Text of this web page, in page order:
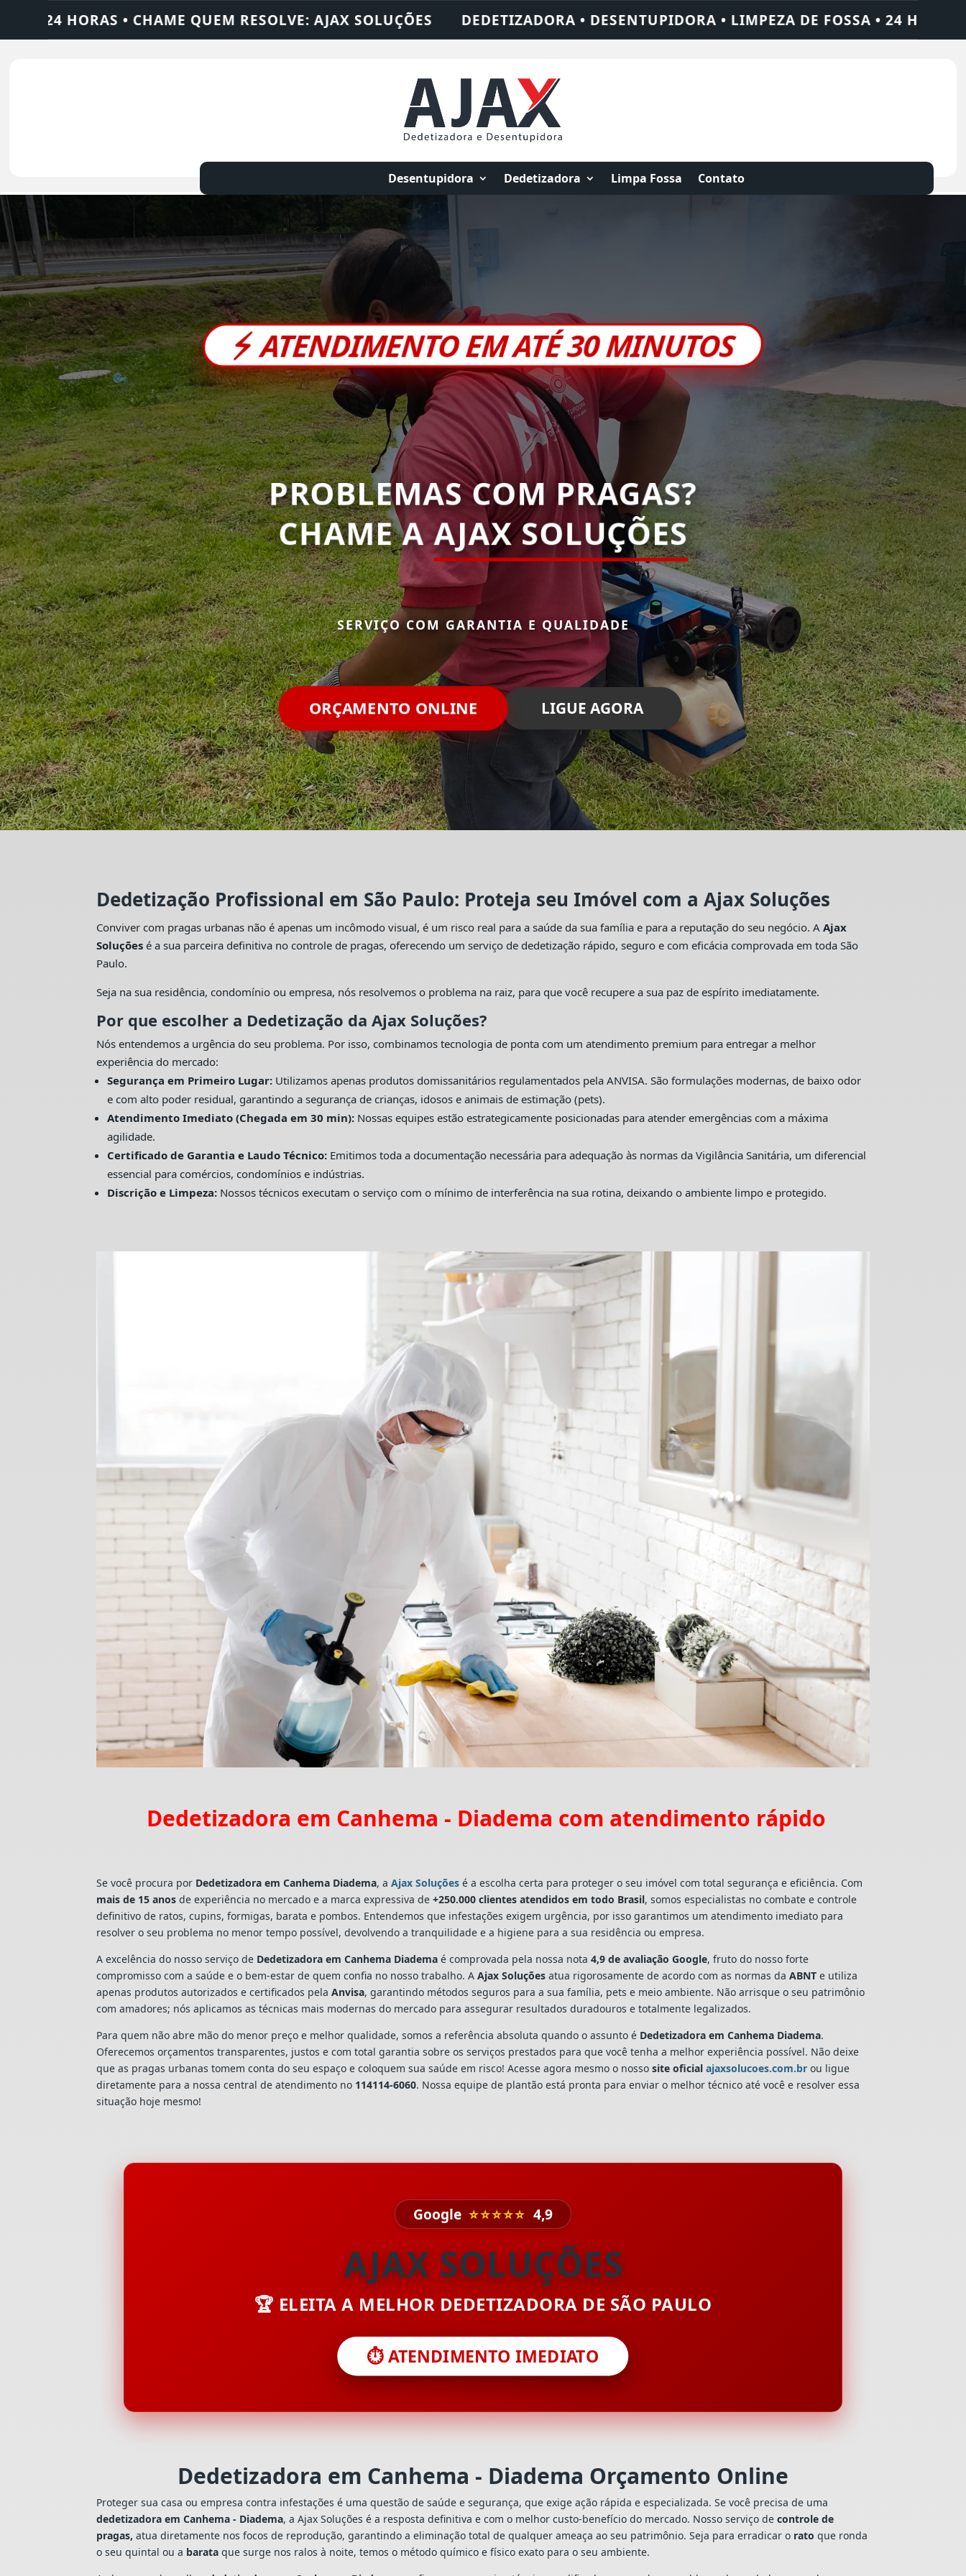
AJAX SOLUÇÕES DEDETIZADORA • DESENTUPIDORA • LIMPEZA DE FOSSA • 24 HORAS • CHAME QUEM RESOLVE: AJAX
Desentupidora Dedetizadora Limpa Fossa Contato
⚡ATENDIMENTO EM ATÉ 30 MINUTOS
PROBLEMAS COM PRAGAS?
CHAME AAJAX SOLUÇÕES
SERVIÇO COM GARANTIA E QUALIDADE
ORÇAMENTO ONLINE LIGUE AGORA
Dedetização Profissional em São Paulo: Proteja seu Imóvel com a Ajax Soluções
Conviver com pragas urbanas não é apenas um incômodo visual, é um risco real para a saúde da sua família e para a reputação do seu negócio. AAjax
Soluções é a sua parceira definitiva no controle de pragas, oferecendo um serviço de dedetização rápido, seguro e com eficácia comprovada em toda São
Paulo.
Seja na sua residência, condomínio ou empresa, nós resolvemos o problema na raiz, para que você recupere a sua paz de espírito imediatamente.
Por que escolher a Dedetização da Ajax Soluções?
Nós entendemos a urgência do seu problema. Por isso, combinamos tecnologia de ponta com um atendimento premium para entregar a melhor
experiência do mercado:
Segurança em Primeiro Lugar: Utilizamos apenas produtos domissanitários regulamentados pela ANVISA. São formulações modernas, de baixo odor
e com alto poder residual, garantindo a segurança de crianças, idosos e animais de estimação (pets).
Atendimento Imediato (Chegada em 30 min): Nossas equipes estão estrategicamente posicionadas para atender emergências com a máxima
agilidade.
Certificado de Garantia e Laudo Técnico: Emitimos toda a documentação necessária para adequação às normas da Vigilância Sanitária, um diferencial
essencial para comércios, condomínios e indústrias.
Discrição e Limpeza: Nossos técnicos executam o serviço com o mínimo de interferência na sua rotina, deixando o ambiente limpo e protegido.
Dedetizadora em Canhema - Diadema com atendimento rápido
Se você procura por Dedetizadora em Canhema Diadema, aAjax Soluções é a escolha certa para proteger o seu imóvel com total segurança e eficiência. Com
mais de 15 anos de experiência no mercado e a marca expressiva de +250.000 clientes atendidos em todo Brasil, somos especialistas no combate e controle
definitivo de ratos, cupins, formigas, barata e pombos. Entendemos que infestações exigem urgência, por isso garantimos um atendimento imediato para
resolver o seu problema no menor tempo possível, devolvendo a tranquilidade e a higiene para a sua residência ou empresa.
A excelência do nosso serviço de Dedetizadora em Canhema Diadema é comprovada pela nossa nota 4,9 de avaliação Google, fruto do nosso forte
compromisso com a saúde e o bem-estar de quem confia no nosso trabalho. AAjax Soluções atua rigorosamente de acordo com as normas daABNT e utiliza
apenas produtos autorizados e certificados pelaAnvisa, garantindo métodos seguros para a sua família, pets e meio ambiente. Não arrisque o seu patrimônio
com amadores; nós aplicamos as técnicas mais modernas do mercado para assegurar resultados duradouros e totalmente legalizados.
Para quem não abre mão do menor preço e melhor qualidade, somos a referência absoluta quando o assunto é Dedetizadora em Canhema Diadema.
Oferecemos orçamentos transparentes, justos e com total garantia sobre os serviços prestados para que você tenha a melhor experiência possível. Não deixe
que as pragas urbanas tomem conta do seu espaço e coloquem sua saúde em risco! Acesse agora mesmo o nosso site oficialajaxsolucoes.com.br ou ligue
diretamente para a nossa central de atendimento no 114114-6060. Nossa equipe de plantão está pronta para enviar o melhor técnico até você e resolver essa
situação hoje mesmo!
Google ⭐⭐⭐⭐⭐ 4,9
AJAX SOLUÇÕES
🏆 ELEITA A MELHOR DEDETIZADORA DE SÃO PAULO
⏱️ ATENDIMENTO IMEDIATO
Dedetizadora em Canhema - Diadema Orçamento Online
Proteger sua casa ou empresa contra infestações é uma questão de saúde e segurança, que exige ação rápida e especializada. Se você precisa de uma
dedetizadora em Canhema - Diadema, a Ajax Soluções é a resposta definitiva e com o melhor custo-benefício do mercado. Nosso serviço decontrole de
pragas, atua diretamente nos focos de reprodução, garantindo a eliminação total de qualquer ameaça ao seu patrimônio. Seja para erradicar o rato que ronda
o seu quintal ou a barata que surge nos ralos à noite, temos o método químico e físico exato para o seu ambiente.